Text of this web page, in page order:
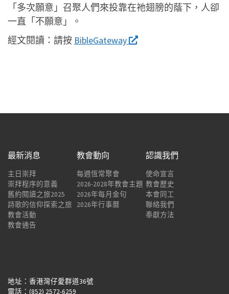
「多次願意」召聚人們來投靠在祂翅膀的蔭下，人卻
一直「不願意」。
經文閱讀： 請按 BibleGateway
最新消息
主日崇拜
崇拜程序的意義
舊約閱讀之旅2025
詩歌的信仰探索之旅
教會活動
教會通告
教會動向
每週恆常聚會
2026-2028年教會主題
2026年每月金句
2026年行事曆
認識我們
使命宣言
教會歷史
本會同工
聯絡我們
奉獻方法
地址：香港灣仔愛群道36號
電話：(852) 2572-6259